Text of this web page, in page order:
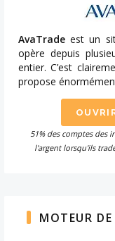
AvaTrade est un
opère depuis
entier. C’est
propose
51% des comptes des
l'argent lorsqu'ils
MOTEUR DE